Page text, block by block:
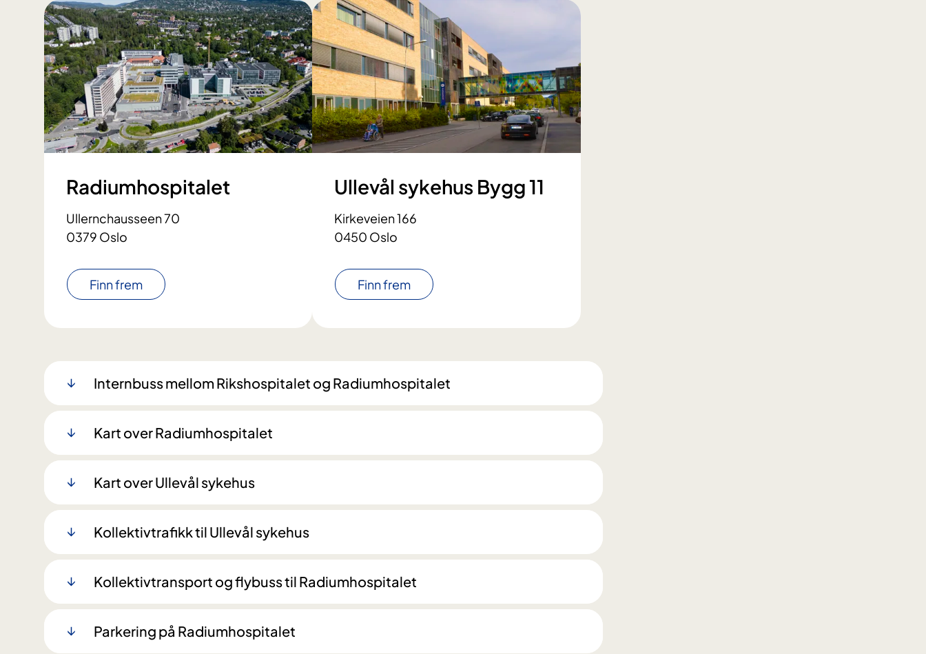
Radiumhospitalet
Ullernchausseen 70
0379 Oslo
Finn frem
Ullevål sykehus Bygg 11
Kirkeveien 166
0450 Oslo
Finn frem
Internbuss mellom Rikshospitalet og Radiumhospitalet
Kart over Radiumhospitalet
Kart over Ullevål sykehus
Kollektivtrafikk til Ullevål sykehus
Kollektivtransport og flybuss til Radiumhospitalet
Parkering på Radiumhospitalet